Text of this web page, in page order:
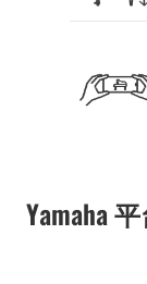
Yamaha